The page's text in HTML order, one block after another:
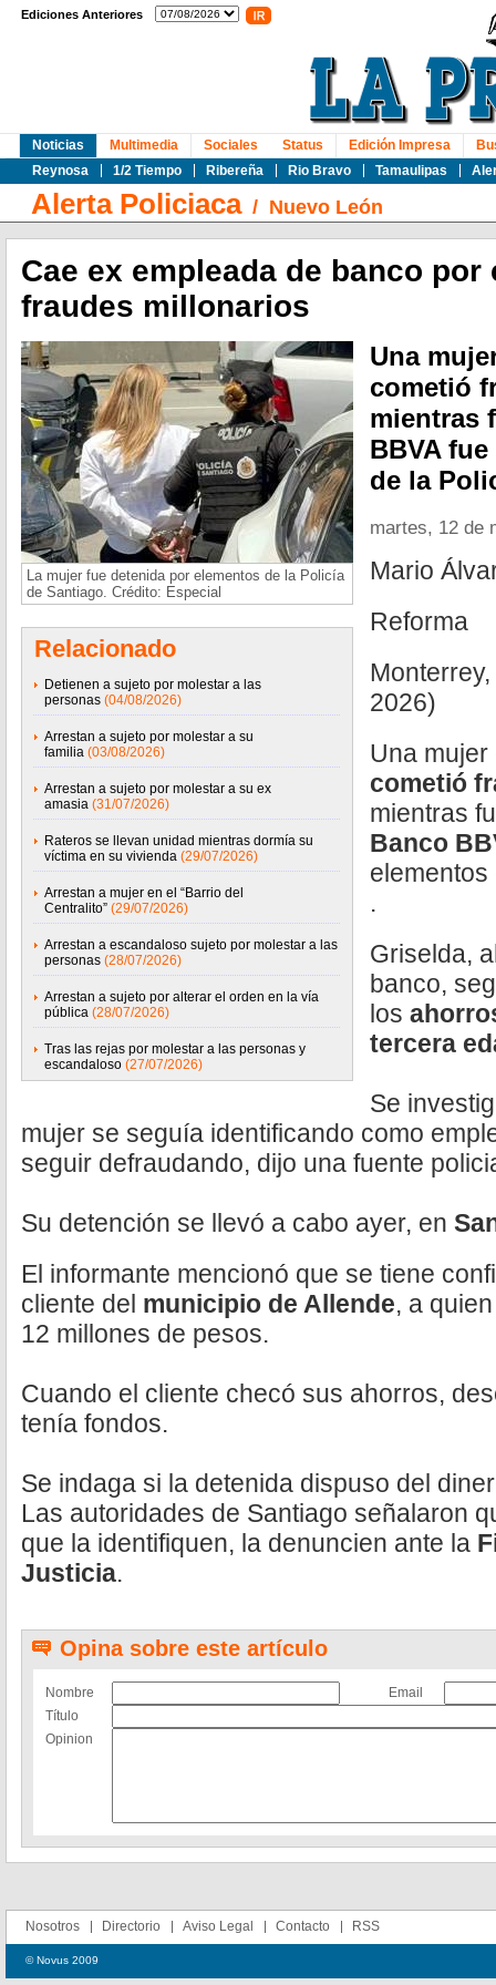
Ediciones Anteriores
Noticias
Reynosa
1/2 Tiempo Ribereña Rio Bravo Tamaulipas
Multimedia Sociales Status Edición Impresa
Alerta Policiaca/ Nuevo León
Cae ex empleada de banco por
fraudes millonarios
La mujer fue detenida por elementos de la Policía
de Santiago. Crédito: Especial
Relacionado
Detienen a sujeto por molestar a las
personas (04/08/2026)
Arrestan a sujeto por molestar a su
familia (03/08/2026)
Arrestan a sujeto por molestar a su ex
amasia (31/07/2026)
Rateros se llevan unidad mientras dormía su
víctima en su vivienda (29/07/2026)
Arrestan a mujer en el “Barrio del
Centralito” (29/07/2026)
Arrestan a escandaloso sujeto por molestar a las
personas (28/07/2026)
Arrestan a sujeto por alterar el orden en la vía
pública (28/07/2026)
Tras las rejas por molestar a las personas y
escandaloso (27/07/2026)
Una
cometió
mientras
BBVA
de la
martes, 12 de
Mario
Reforma
2026)
Una
cometió
mientras
Banco
.
Griselda,
banco,
los
tercera
Se
mujer se seguía identificando como
seguir defraudando, dijo una fuente
Su detención se llevó a cabo ayer, en
El informante mencionó que se tiene
cliente del municipio de Allende, a
12 millones de pesos.
Cuando el cliente checó sus ahorros,
tenía fondos.
Se indaga si la detenida dispuso del
Las autoridades de Santiago señalaron
que la identifiquen, la denuncien ante la
Justicia.
Opina sobre este artículo
Nombre
Email
Título
Opinion
Nosotros Directorio Aviso Legal Contacto RSS
© Novus 2009